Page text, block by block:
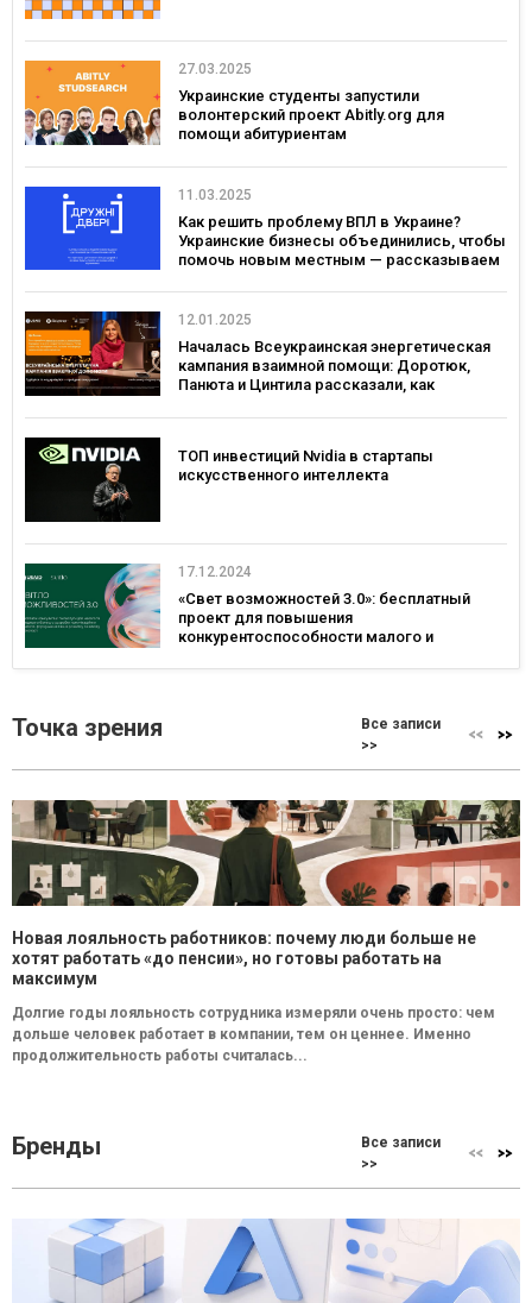
27.03.2025
Украинские студенты запустили
волонтерский проект Abitly.org для
помощи абитуриентам
11.03.2025
Как решить проблему ВПЛ в Украине?
Украинские бизнесы объединились, чтобы
помочь новым местным — рассказываем
12.01.2025
Началась Всеукраинская энергетическая
кампания взаимной помощи: Доротюк,
Панюта и Цинтила рассказали, как
ТОП инвестиций Nvidia в стартапы
искусственного интеллекта
17.12.2024
«Свет возможностей 3.0»: бесплатный
проект для повышения
конкурентоспособности малого и
Точка зрения
Все записи
>>
Новая лояльность работников: почему люди больше не
хотят работать «до пенсии», но готовы работать на
максимум
Долгие годы лояльность сотрудника измеряли очень просто: чем
дольше человек работает в компании, тем он ценнее. Именно
продолжительность работы считалась...
Бренды
Все записи
>>